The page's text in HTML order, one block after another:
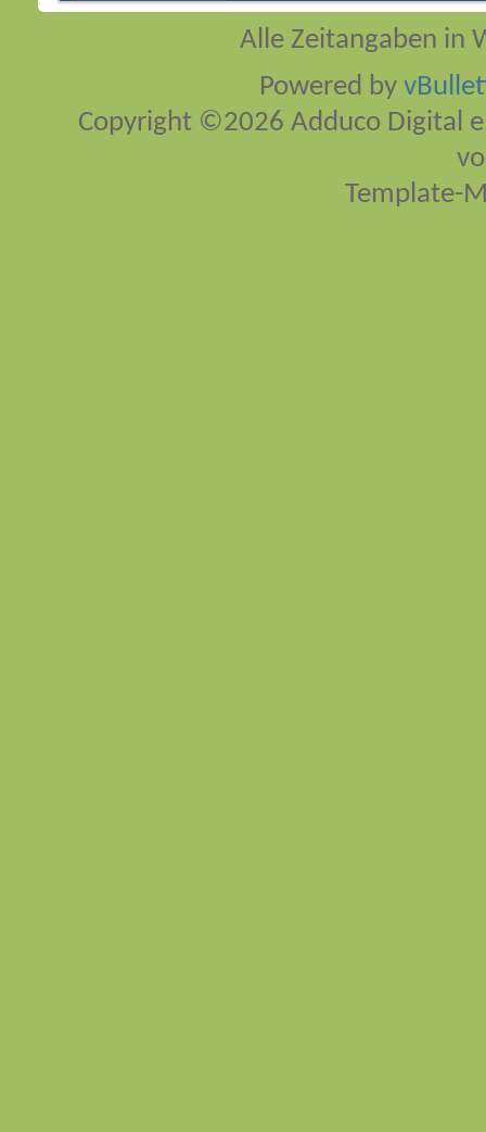
Alle Zeitangaben in
Powered by
Copyright ©2026 Adduco Digital
Template-